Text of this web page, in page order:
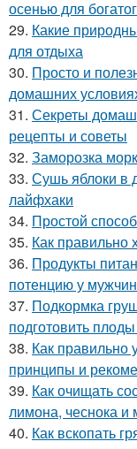
осенью для
29. Какие
для отдыха
30. Просто и
домашних
31. Секреты
рецепты и советы
32. Заморозка
33. Сушь яблоки в
лайфхаки
34. Простой
35. Как правильно
36. Продукты
потенцию у
37. Подкормка
подготовить
38. Как правильно
принципы и
39. Как очищать
лимона, чеснока и
40. Как вскопать